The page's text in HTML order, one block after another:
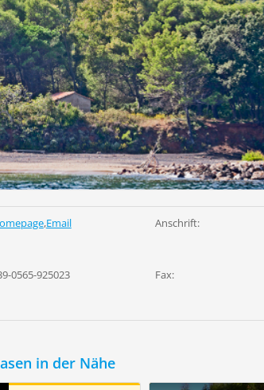
,Email Anschrift:
0565-925023 Fax:
in der Nähe